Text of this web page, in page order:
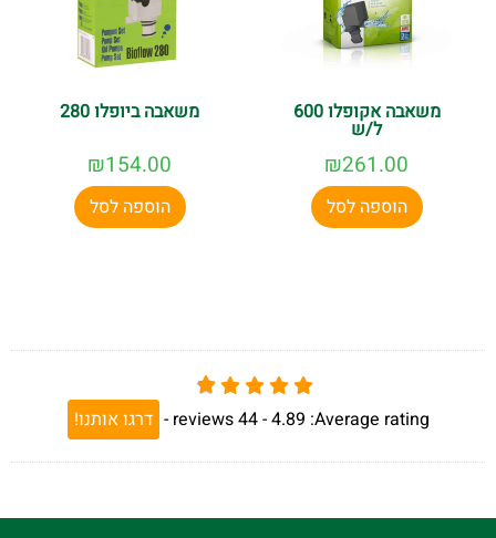
משאבה אקופלו 600
ל/ש
₪261.00
הוספה לסל
משאבה ביופלו 280
₪154.00
הוספה לסל
Average rating:
4.89 -
44
reviews
- דרגו אותנו!